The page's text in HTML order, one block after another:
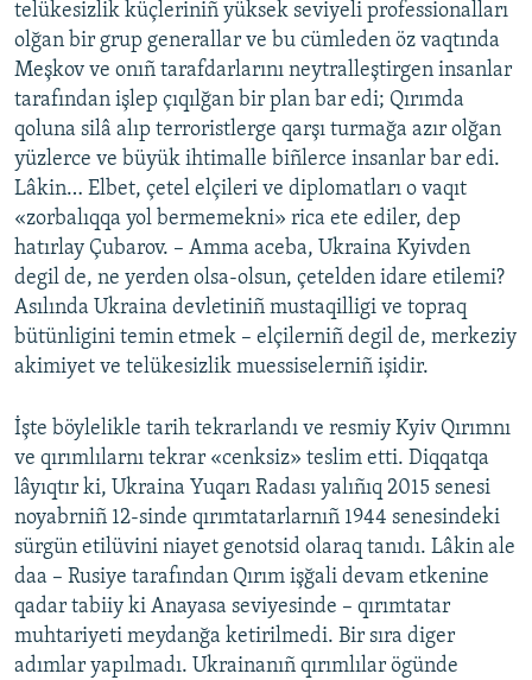
telükesizlik küçleriniñ yüksek seviyeli professionalları
olğan bir grup generallar ve bu cümleden öz vaqtında
Meşkov ve onıñ tarafdarlarını neytralleştirgen insanlar
tarafından işlep çıqılğan bir plan bar edi; Qırımda
qoluna silâ alıp terroristlerge qarşı turmağa azır olğan
yüzlerce ve büyük ihtimalle biñlerce insanlar bar edi.
Lâkin… Elbet, çetel elçileri ve diplomatları o vaqıt
«zorbalıqqa yol bermemekni» rica ete ediler, dep
hatırlay Çubarov. – Amma aceba, Ukraina Kyivden
degil de, ne yerden olsa-olsun, çetelden idare etilemi?
Asılında Ukraina devletiniñ mustaqilligi ve topraq
bütünligini temin etmek – elçilerniñ degil de, merkeziy
akimiyet ve telükesizlik muessiselerniñ işidir.
İşte böylelikle tarih tekrarlandı ve resmiy Kyiv Qırımnı
ve qırımlılarnı tekrar «cenksiz» teslim etti. Diqqatqa
lâyıqtır ki, Ukraina Yuqarı Radası yalıñıq 2015 senesi
noyabrniñ 12-sinde qırımtatarlarnıñ 1944 senesindeki
sürgün etilüvini niayet genotsid olaraq tanıdı. Lâkin ale
daa – Rusiye tarafından Qırım işğali devam etkenine
qadar tabiiy ki Anayasa seviyesinde – qırımtatar
muhtariyeti meydanğa ketirilmedi. Bir sıra diger
adımlar yapılmadı. Ukrainanıñ qırımlılar ögünde